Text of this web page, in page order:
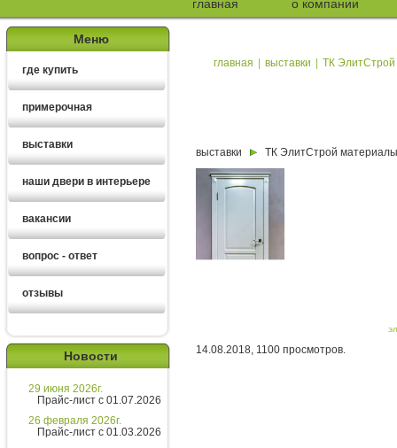
главная о компании
Меню
где купить
примерочная
выставки
наши двери в интерьере
вакансии
вопрос - ответ
отзывы
Новости
29 июня 2026г.
Прайс-лист с 01.07.2026
26 февраля 2026г.
Прайс-лист с 01.03.2026
главная | выставки | ТК ЭлитСтрой
выставки ТК ЭлитСтрой материалы
14.08.2018, 1100 просмотров.
Ирина
Здравствуйте!
Хотите получить расчет
стоимости за 5 минут?